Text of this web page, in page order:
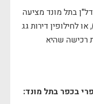
בתל מונד מציעה
לחילופין דירות גג
רכישה שהיא
בכפר בתל מונד: